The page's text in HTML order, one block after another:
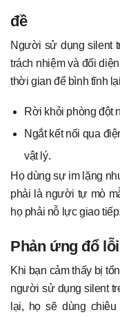
đề
Người sử dụng silent
trách nhiệm và đối
thời gian để bình tĩnh
Rời khỏi phòng đột
Ngắt kết nối qua
vật lý.
Họ dùng sự im lặng
phải là người tự mò
họ phải nỗ lực giao
Phản ứng đổ lỗi
Khi bạn cảm thấy bị
người sử dụng silent
lại, họ sẽ dùng